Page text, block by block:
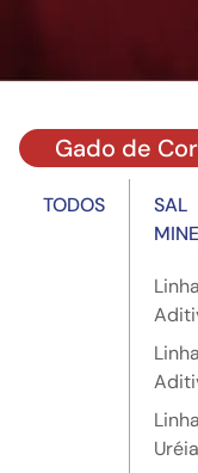
Gado de
TODOS
SAL
Uréia